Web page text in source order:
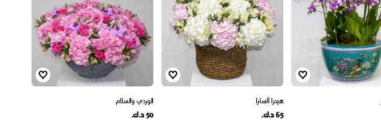
هيدرا ألسترا
65 د.ك.
الوردي والسلام
50 د.ك.